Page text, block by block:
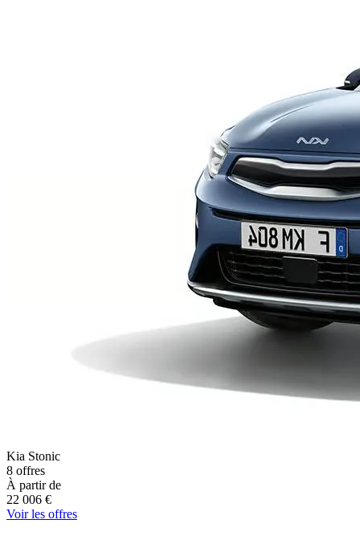
Kia Stonic
8 offres
À partir de
22 006 €
Voir les offres